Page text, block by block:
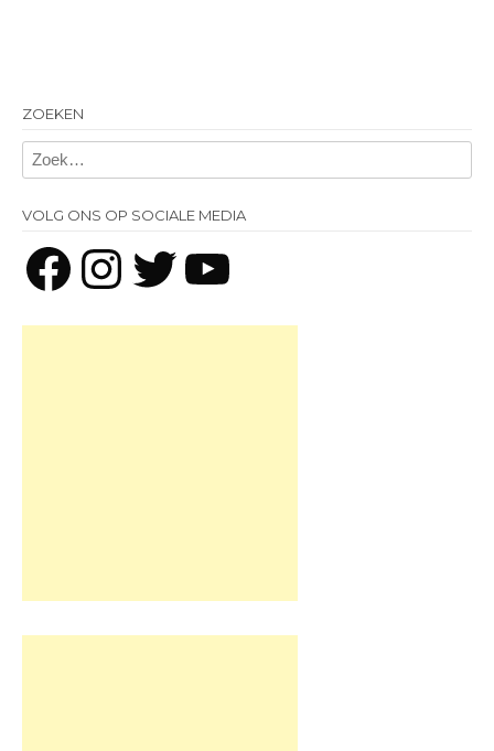
ZOEKEN
VOLG ONS OP SOCIALE MEDIA
FacebookInstagramTwitter YouTube